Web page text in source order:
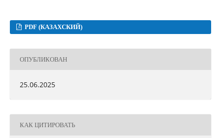
PDF (КАЗАХСКИЙ)
ОПУБЛИКОВАН
25.06.2025
КАК ЦИТИРОВАТЬ